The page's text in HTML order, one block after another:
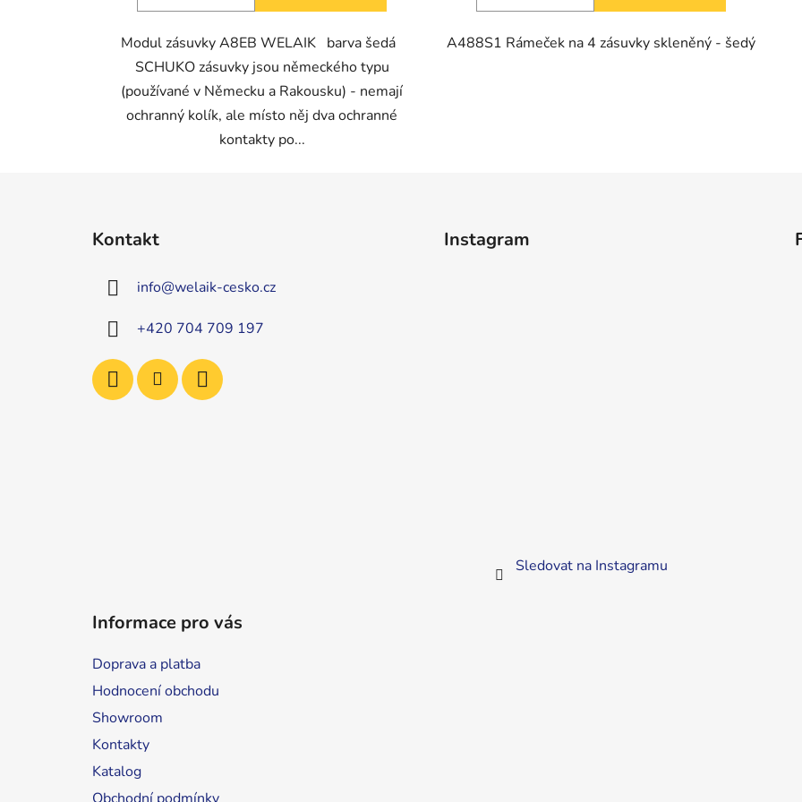
Modul zásuvky A8EB WELAIK barva šedá
SCHUKO zásuvky jsou německého typu
(používané v Německu a Rakousku) - nemají
ochranný kolík, ale místo něj dva ochranné
kontakty po...
A488S1 Rámeček na 4 zásuvky skleněný - šedý
Kontakt
info@welaik-cesko.cz
+420 704 709 197
Instagram
Sledovat na Instagramu
Informace pro vás
Doprava a platba
Hodnocení obchodu
Showroom
Kontakty
Katalog